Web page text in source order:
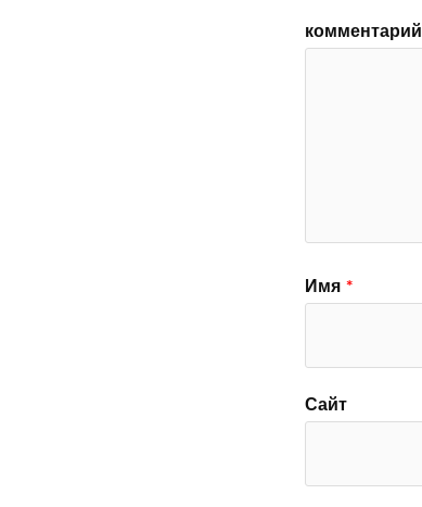
комментарий
Имя *
Сайт